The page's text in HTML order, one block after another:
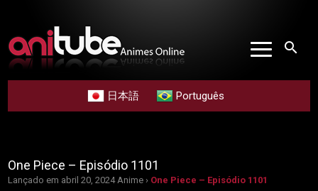
search
日本語 Português
One Piece – Episódio 1101
Lançado em abril 20, 2024 Anime › One Piece – Episódio 1101